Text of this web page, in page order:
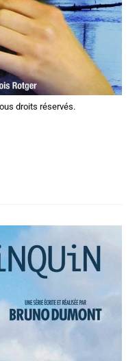
droits réservés.